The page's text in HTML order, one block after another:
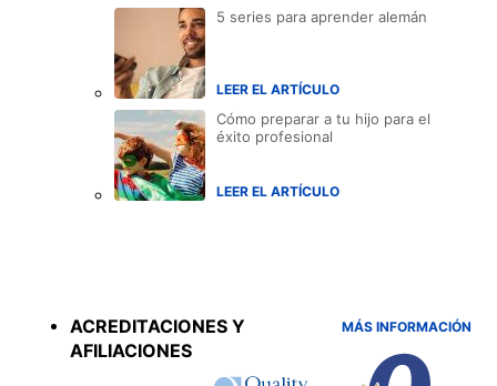
5 series para aprender alemán
LEER EL ARTÍCULO
Cómo preparar a tu hijo para el
éxito profesional
LEER EL ARTÍCULO
ACREDITACIONES Y
AFILIACIONES
MÁS INFORMACIÓN